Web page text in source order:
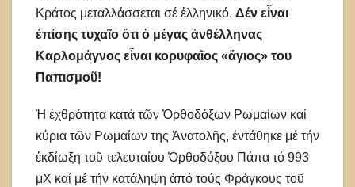
Κράτος μεταλλάσσεται σέ ἑλληνικό. Δέν εἶναι
ἐπίσης τυχαῖο ὅτι ὁ μέγας ἀνθέλληνας
Καρλομάγνος εἶναι κορυφαῖος «ἅγιος» του
Παπισμοῦ!
Ἡ ἐχθρότητα κατά τῶν Ὀρθοδόξων Ρωμαίων καί
κύρια τῶν Ρωμαίων της Ἀνατολῆς, ἐντάθηκε μέ τήν
ἐκδίωξη τοῦ τελευταίου Ὀρθοδόξου Πάπα τό 993
μΧ καί μέ τήν κατάληψη ἀπό τούς Φράγκους τοῦ